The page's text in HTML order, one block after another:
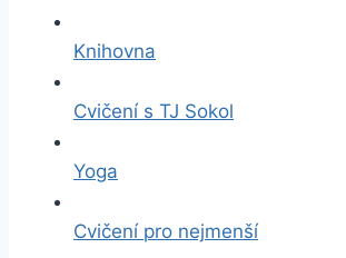
Knihovna
Cvičení s TJ Sokol
Yoga
Cvičení pro nejmenší